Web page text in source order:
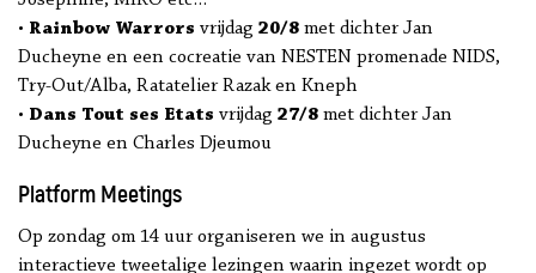
• Rainbow Warrors vrijdag 20/8 met dichter Jan
Ducheyne en een cocreatie van NESTEN promenade NIDS,
Try-Out/Alba, Ratatelier Razak en Kneph
• Dans Tout ses Etats vrijdag 27/8 met dichter Jan
Ducheyne en Charles Djeumou
Platform Meetings
Op zondag om 14 uur organiseren we in augustus
interactieve tweetalige lezingen waarin ingezet wordt op